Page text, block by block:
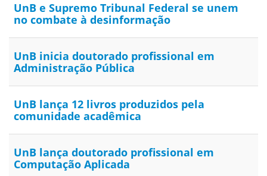
UnB e Supremo Tribunal Federal se unem
no combate à desinformação
UnB inicia doutorado profissional em
Administração Pública
UnB lança 12 livros produzidos pela
comunidade acadêmica
UnB lança doutorado profissional em
Computação Aplicada